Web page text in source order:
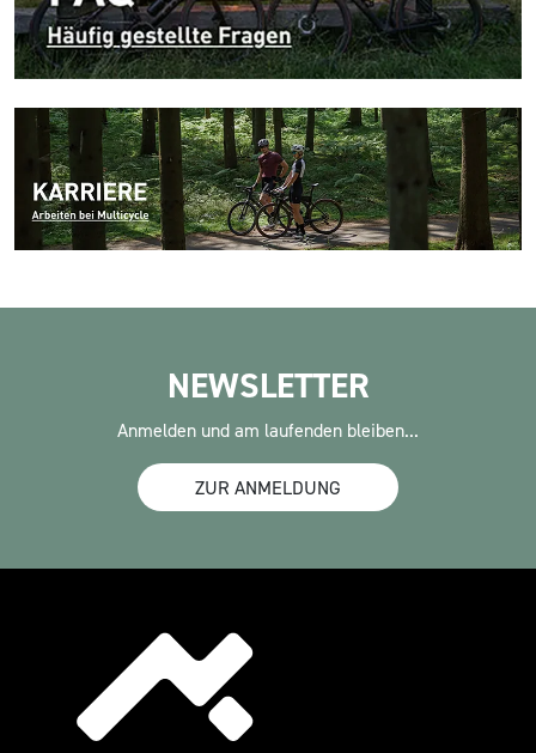
NEWSLETTER
Anmelden und am laufenden bleiben...
ZUR ANMELDUNG